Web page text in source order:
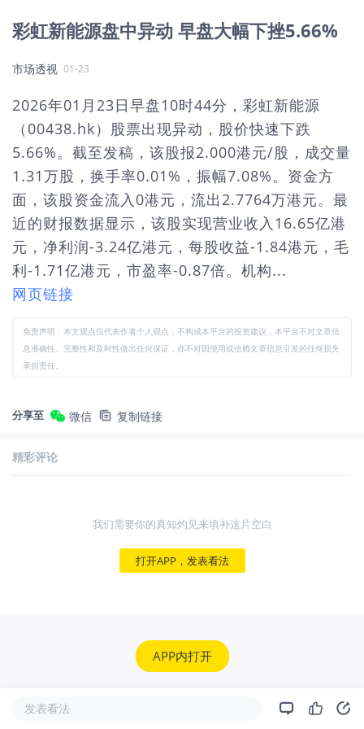
彩虹新能源盘中异动 早盘大幅下挫5.66%
市场透视 01-23
2026年01月23日早盘10时44分，彩虹新能源
（00438.hk）股票出现异动，股价快速下跌
5.66%。截至发稿，该股报2.000港元/股，成交量
1.31万股，换手率0.01%，振幅7.08%。资金方
面，该股资金流入0港元，流出2.7764万港元。最
近的财报数据显示，该股实现营业收入16.65亿港
元，净利润-3.24亿港元，每股收益-1.84港元，毛
利-1.71亿港元，市盈率-0.87倍。机构...
网页链接
免责声明：本文观点仅代表作者个人观点，不构成本平台的投资建议，本平台不对文章信
息准确性、完整性和及时性做出任何保证，亦不对因使用或信赖文章信息引发的任何损失
承担责任。
分享至 微信 复制链接
精彩评论
我们需要你的真知灼见来填补这片空白
打开APP，发表看法
APP内打开
发表看法